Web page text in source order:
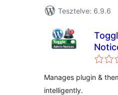
Tesztelve: 6.9.6
Manages plugin &
intelligently.